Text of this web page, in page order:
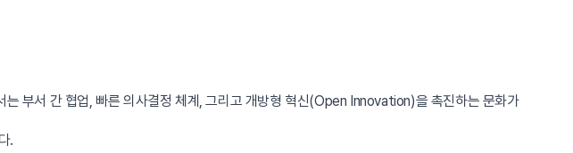
부서 간 협업, 빠른 의사결정 체계, 그리고 개방형 혁신(Open Innovation)을 촉진하는 문화가
.